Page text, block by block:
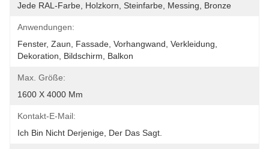
Jede RAL-Farbe, Holzkorn, Steinfarbe, Messing, Bronze
Anwendungen:
Fenster, Zaun, Fassade, Vorhangwand, Verkleidung,
Dekoration, Bildschirm, Balkon
Max. Größe:
1600 X 4000 Mm
Kontakt-E-Mail:
Ich Bin Nicht Derjenige, Der Das Sagt.